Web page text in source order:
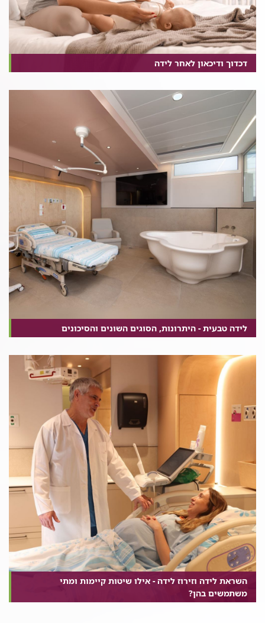
דכדוך ודיכאון לאחר לידה
לידה טבעית - היתרונות, הסוגים השונים והסיכונים
השראת לידה וזירוז לידה - אילו שיטות קיימות ומתי
משתמשים בהן?